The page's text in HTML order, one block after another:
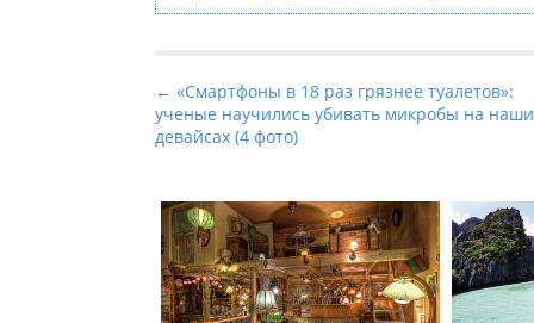
P
o
s
n
a
v
← «Смартфоны в 18 раз грязнее туалетов»:
ученые научились убивать микробы на
девайсах (4 фото)